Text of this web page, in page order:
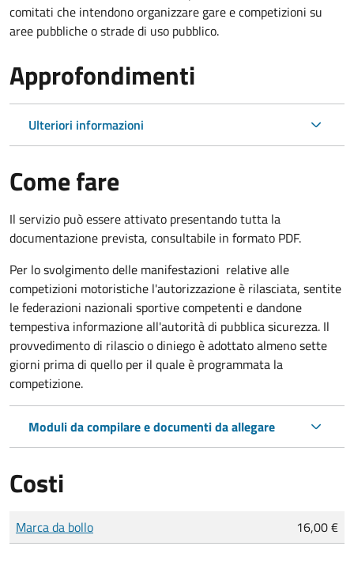
comitati che intendono organizzare gare e competizioni su
aree pubbliche o strade di uso pubblico.
Approfondimenti
Ulteriori informazioni
Come fare
Il servizio può essere attivato presentando tutta la
documentazione prevista, consultabile in formato PDF.
Per lo svolgimento delle manifestazioni relative alle
competizioni motoristiche l'autorizzazione è rilasciata, sentite
le federazioni nazionali sportive competenti e dandone
tempestiva informazione all'autorità di pubblica sicurezza. Il
provvedimento di rilascio o diniego è adottato almeno sette
giorni prima di quello per il quale è programmata la
competizione.
Moduli da compilare e documenti da allegare
Costi
Tipo di pagamento
Importo
Marca da bollo 16,00 €